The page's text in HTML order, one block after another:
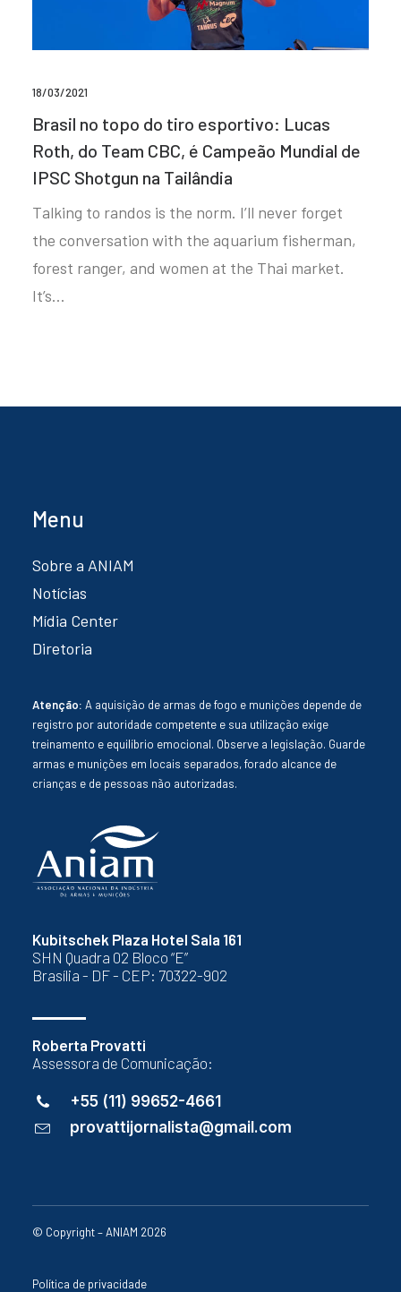
18/03/2021
Brasil no topo do tiro esportivo: Lucas
Roth, do Team CBC, é Campeão Mundial de
IPSC Shotgun na Tailândia
Talking to randos is the norm. I’ll never forget
the conversation with the aquarium fisherman,
forest ranger, and women at the Thai market.
It’s…
Kubitschek Plaza Hotel Sala 161
SHN Quadra 02 Bloco “E”
Brasília - DF - CEP: 70322-902
Roberta Provatti
Assessora de Comunicação:
+55 (11) 99652-4661
provattijornalista@gmail.com
Menu
Sobre a ANIAM
Notícias
Mídia Center
Diretoria
Atenção: A aquisição de armas de fogo e munições depende de
registro por autoridade competente e sua utilização exige
treinamento e equilíbrio emocional. Observe a legislação. Guarde
armas e munições em locais separados, forado alcance de
crianças e de pessoas não autorizadas.
© Copyright – ANIAM 2026
Política de privacidade